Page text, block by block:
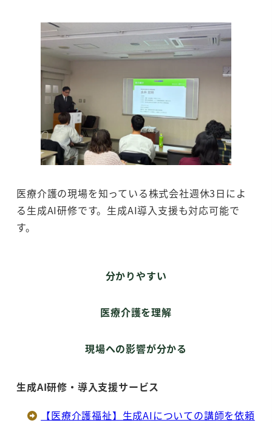
医療介護の現場を知っている株式会社週休3日によ
る生成AI研修です。生成AI導入支援も対応可能で
す。
分かりやすい
医療介護を理解
現場への影響が分かる
生成AI研修・導入支援サービス
【医療介護福祉】生成AIについての講師を依頼